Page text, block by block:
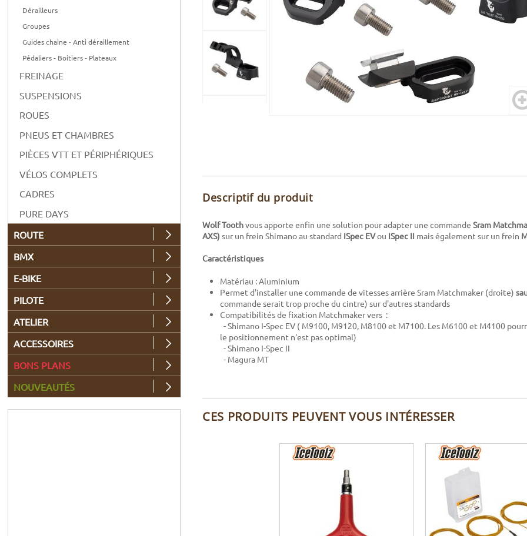
Descriptif du produit
Wolf Toothvous apporte enfin une solution pour adapter une commande Sram
AXS) sur un frein Shimano au standard ISpec EVou ISpec II mais également sur un frein
Caractéristiques
Matériau : Aluminium
Permet d'installer une commande de vitesses arrière Sram Matchmaker (droite)
commande serait trop proche du cintre) sur d'autres standards
Compatibilités de fixation Matchmaker vers :
- Shimano I-Spec EV ( M9100, M9120, M8100 et M7100. Les M6100 et M4100
le positionnement n'est pas optimal)
- Shimano I-Spec II
- Magura MT
CES PRODUITS PEUVENT VOUS INTÉRESSER
Dérailleurs
Groupes
Guides chaine - Anti déraillement
Pédaliers - Boitiers - Plateaux
FREINAGE
SUSPENSIONS
ROUES
PNEUS ET CHAMBRES
PIÈCES VTT ET PÉRIPHÉRIQUES
VÉLOS COMPLETS
CADRES
PURE DAYS
ROUTE
BMX
E-BIKE
PILOTE
ATELIER
ACCESSOIRES
BONS PLANS
NOUVEAUTÉS